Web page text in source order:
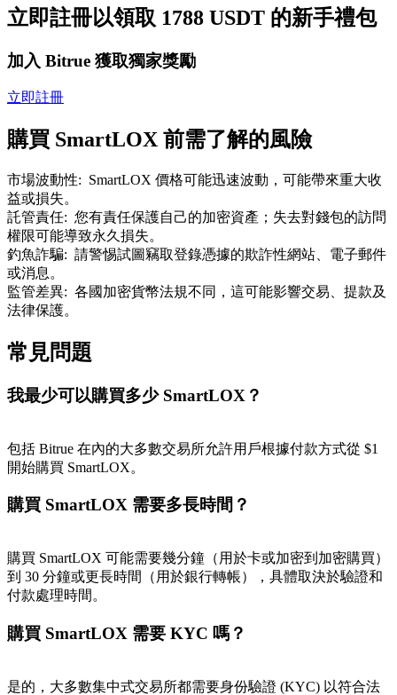
學習理財
了解如何賺取穩定收入
Bitrue
合夥人計劃
最高達65%佣金！
邀請朋友獲得現金獎勵
立即註冊以領取 1788 USDT 的新手禮包
加入 Bitrue 獲取獨家獎勵
立即註冊
購買 SmartLOX 前需了解的風險
市場波動性: SmartLOX 價格可能迅速波動，可能帶來重大收
益或損失。
託管責任: 您有責任保護自己的加密資產；失去對錢包的訪問
權限可能導致永久損失。
釣魚詐騙: 請警惕試圖竊取登錄憑據的欺詐性網站、電子郵件
或消息。
監管差異: 各國加密貨幣法規不同，這可能影響交易、提款及
法律保護。
常見問題
我最少可以購買多少 SmartLOX？
包括 Bitrue 在內的大多數交易所允許用戶根據付款方式從 $1
開始購買 SmartLOX。
購買 SmartLOX 需要多長時間？
購買 SmartLOX 可能需要幾分鐘（用於卡或加密到加密購買）
到 30 分鐘或更長時間（用於銀行轉帳），具體取決於驗證和
付款處理時間。
購買 SmartLOX 需要 KYC 嗎？
是的，大多數集中式交易所都需要身份驗證 (KYC) 以符合法